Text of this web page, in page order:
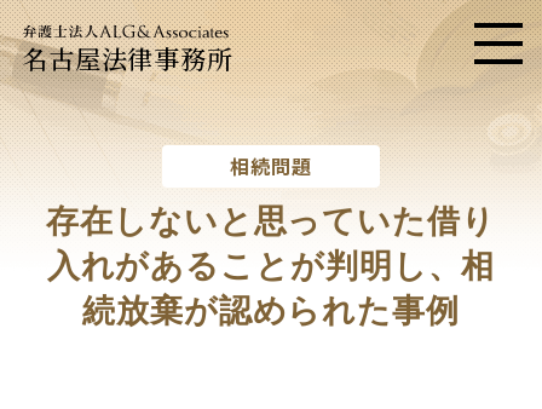
名古屋法律事務所 メニ
相続問題
存在しないと思っていた借り
入れがあることが判明し、相
続放棄が認められた事例